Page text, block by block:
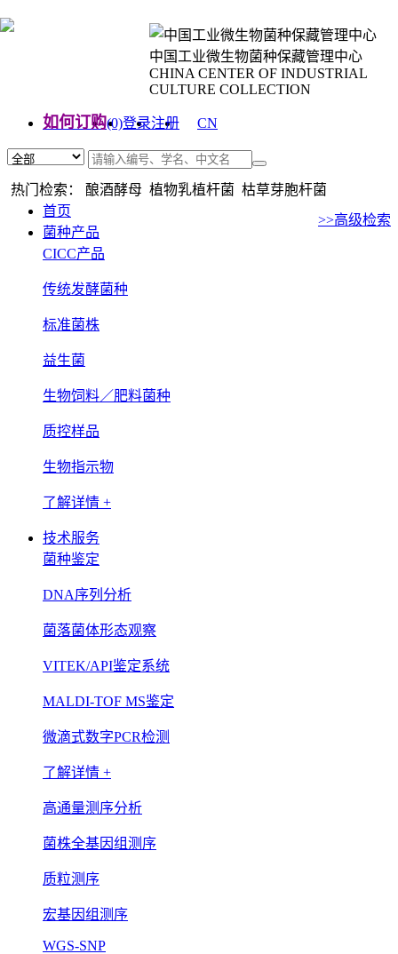
中国工业微生物菌种保藏管理中心
CHINA CENTER OF INDUSTRIAL
CULTURE COLLECTION
如何订购(0)登录注册
CN
热门检索： 酿酒酵母 植物乳植杆菌 枯草芽胞杆菌
>>高级检索
首页
菌种产品
CICC产品
传统发酵菌种
标准菌株
益生菌
生物饲料／肥料菌种
质控样品
生物指示物
了解详情 +
技术服务
菌种鉴定
DNA序列分析
菌落菌体形态观察
VITEK/API鉴定系统
MALDI-TOF MS鉴定
微滴式数字PCR检测
了解详情 +
高通量测序分析
菌株全基因组测序
质粒测序
宏基因组测序
WGS-SNP